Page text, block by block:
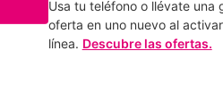
Usa tu teléfono o llévate una
oferta en uno nuevo al
línea. Descubre las ofertas.